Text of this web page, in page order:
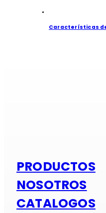
Características
PRODUCTOS
NOSOTROS
CATALOGOS